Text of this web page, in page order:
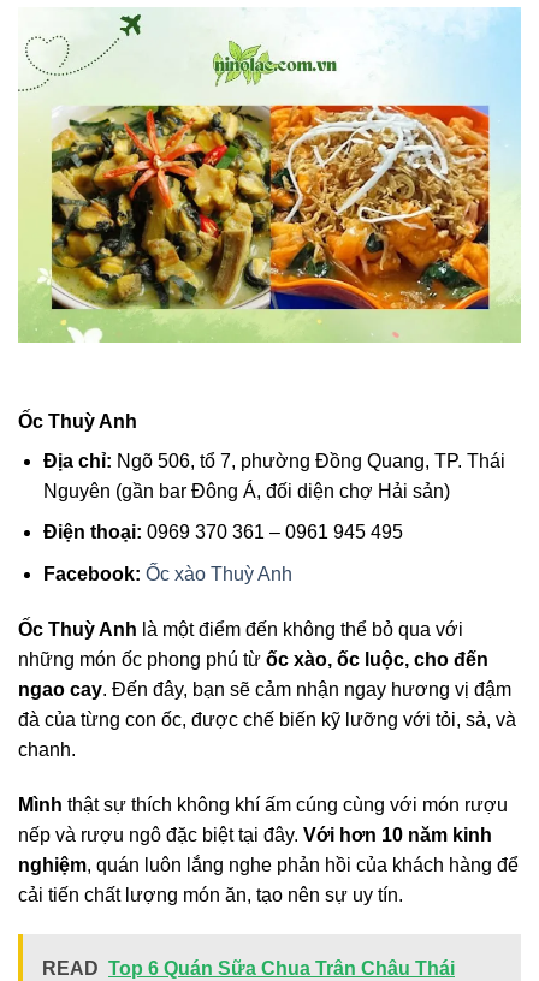
Ốc Thuỳ Anh
Địa chỉ: Ngõ 506, tổ 7, phường Đồng Quang, TP. Thái
Nguyên (gần bar Đông Á, đối diện chợ Hải sản)
Điện thoại: 0969 370 361 – 0961 945 495
Facebook: Ốc xào Thuỳ Anh
Ốc Thuỳ Anh là một điểm đến không thể bỏ qua với
những món ốc phong phú từ ốc xào, ốc luộc, cho đến
ngao cay. Đến đây, bạn sẽ cảm nhận ngay hương vị đậm
đà của từng con ốc, được chế biến kỹ lưỡng với tỏi, sả, và
chanh.
Mình thật sự thích không khí ấm cúng cùng với món rượu
nếp và rượu ngô đặc biệt tại đây. Với hơn 10 năm kinh
nghiệm, quán luôn lắng nghe phản hồi của khách hàng để
cải tiến chất lượng món ăn, tạo nên sự uy tín.
READ Top 6 Quán Sữa Chua Trân Châu Thái